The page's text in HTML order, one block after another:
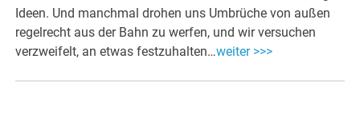
Ideen. Und manchmal drohen uns Umbrüche von außen
regelrecht aus der Bahn zu werfen, und wir versuchen
verzweifelt, an etwas festzuhalten…weiter >>>